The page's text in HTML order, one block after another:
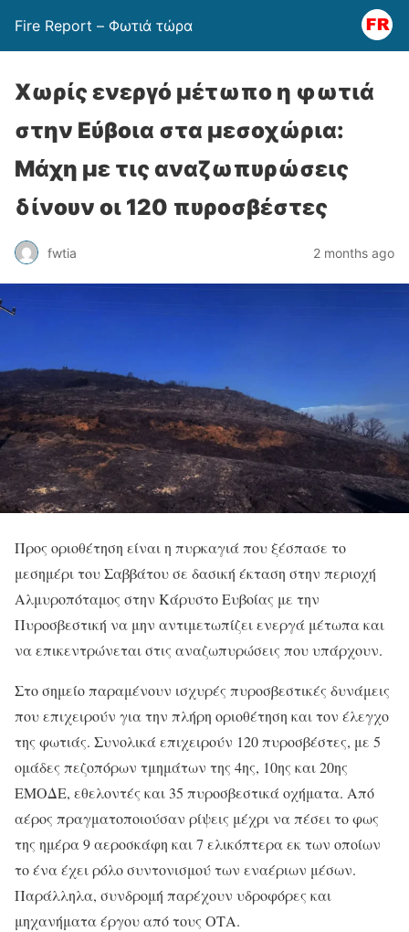
Fire Report – Φωτιά τώρα
Χωρίς ενεργό μέτωπο η φωτιά
στην Εύβοια στα μεσοχώρια:
Μάχη με τις αναζωπυρώσεις
δίνουν οι 120 πυροσβέστες
fwtia 2 months ago
Προς οριοθέτηση είναι η πυρκαγιά που ξέσπασε το
μεσημέρι του Σαββάτου σε δασική έκταση στην περιοχή
Αλμυροπόταμος στην Κάρυστο Ευβοίας με την
Πυροσβεστική να μην αντιμετωπίζει ενεργά μέτωπα και
να επικεντρώνεται στις αναζωπυρώσεις που υπάρχουν.
Στο σημείο παραμένουν ισχυρές πυροσβεστικές δυνάμεις
που επιχειρούν για την πλήρη οριοθέτηση και τον έλεγχο
της φωτιάς. Συνολικά επιχειρούν 120 πυροσβέστες, με 5
ομάδες πεζοπόρων τμημάτων της 4ης, 10ης και 20ης
ΕΜΟΔΕ, εθελοντές και 35 πυροσβεστικά οχήματα. Από
αέρος πραγματοποιούσαν ρίψεις μέχρι να πέσει το φως
της ημέρα 9 αεροσκάφη και 7 ελικόπτερα εκ των οποίων
το ένα έχει ρόλο συντονισμού των εναέριων μέσων.
Παράλληλα, συνδρομή παρέχουν υδροφόρες και
μηχανήματα έργου από τους ΟΤΑ.